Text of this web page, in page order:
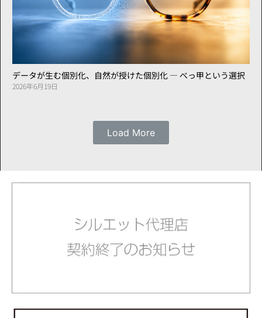
データが生む個別化、自然が授けた個別化 ― べっ甲という選択
2026年6月19日
Load More